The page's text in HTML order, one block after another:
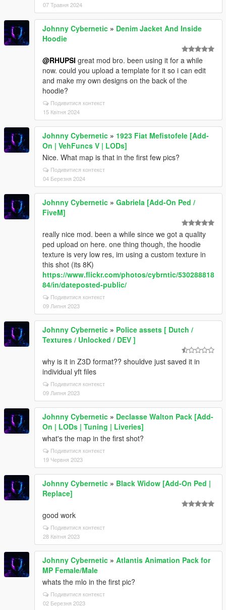
07 Травня 2024
Johnny Cybernetic » Denim Jacket And Inside
Hoodie
@RHUPSI great mod bro. been using it for a while
now. could you upload a template for it so i can edit
and make my own designs on the back of the
hoodie?
Подивитися контекст
15 Квітня 2024
Johnny Cybernetic » 1923 Fiat Mefistofele [Add-
On | VehFuncs V | LODs]
Nice. What map is that in the first few pics?
Подивитися контекст
04 Березня 2024
Johnny Cybernetic » Gabriela [Add-On Ped /
FiveM]
really nice mod. been a while since we got a quality
ped upload on here. one thing though, the hoodie
texture is very low res, im using a custom texture in
this shot (its 8K)
https://www.flickr.com/photos/cybrntic/530288818
84/in/dateposted-public/
Подивитися контекст
09 Липня 2023
Johnny Cybernetic » Police assets [ Dutch /
Textures / Unlocked / DEV ]
why is it in Z3D format?? shouldve just saved it in
individual yft files
Подивитися контекст
09 Липня 2023
Johnny Cybernetic » Declasse Walton Pack [Add-
On | LODs | Tuning | Liveries]
what's the map in the first shot?
Подивитися контекст
19 Червня 2023
Johnny Cybernetic » Black Widow [Add-On Ped |
Replace]
good work
Подивитися контекст
28 Квітня 2023
Johnny Cybernetic » Atlantis Animation Pack for
MP Female/Male
whats the mlo in the first pic?
Подивитися контекст
02 Березня 2023